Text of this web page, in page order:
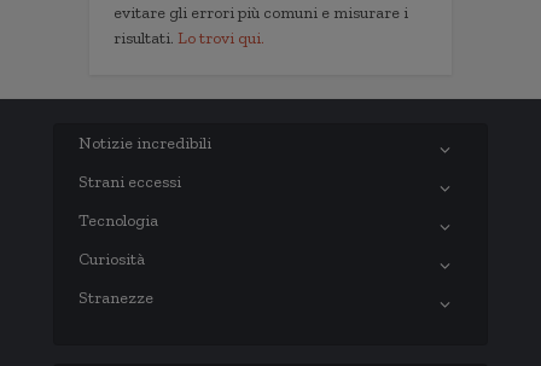
evitare gli errori più comuni e misurare i
risultati. Lo trovi qui.
Notizie incredibili
Strani eccessi
Tecnologia
Curiosità
Stranezze